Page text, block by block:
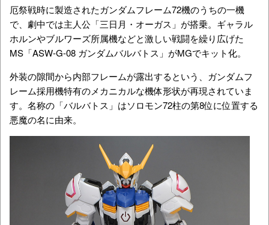
厄祭戦時に製造されたガンダムフレーム72機のうちの一機
で、劇中では主人公「三日月・オーガス」が搭乗。ギャラル
ホルンやブルワーズ所属機などと激しい戦闘を繰り広げた
MS「ASW-G-08 ガンダムバルバトス」がMGでキット化。
外装の隙間から内部フレームが露出するという、ガンダムフ
レーム採用機特有のメカニカルな機体形状が再現されていま
す。 名称の「バルバトス」はソロモン72柱の第8位に位置する
悪魔の名に由来。